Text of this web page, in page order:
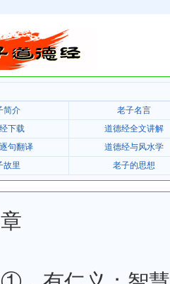
简介
老子名言
下载
道德经全文讲解
句翻译
道德经与风水学
故里
老子的思想